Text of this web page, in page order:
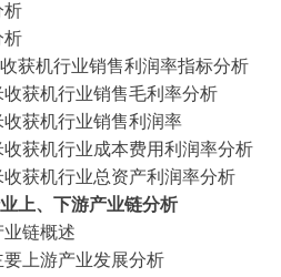
析
析
获机行业销售利润率指标分析
获机行业销售毛利率分析
获机行业销售利润率
获机行业成本费用利润率分析
获机行业总资产利润率分析
上、下游产业链分析
业链概述
上游产业发展分析